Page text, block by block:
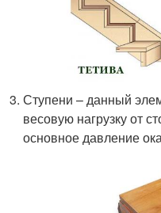
Ступени – данный
весовую нагрузку от
основное давление